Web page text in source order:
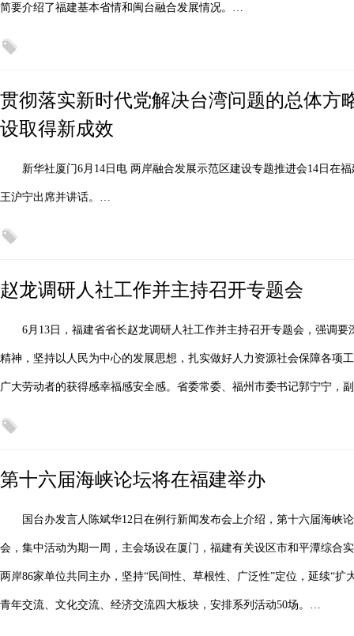
简要介绍了福建基本省情和闽台融合发展情况。…
贯彻落实新时代党解决台湾问题的总体方
设取得新成效
新华社厦门6月14日电 两岸融合发展示范区建设专题推进会14日在
王沪宁出席并讲话。…
赵龙调研人社工作并主持召开专题会
6月13日，福建省省长赵龙调研人社工作并主持召开专题会，强调
精神，坚持以人民为中心的发展思想，扎实做好人力资源社会保障各项
广大劳动者的获得感幸福感安全感。省委常委、福州市委书记郭宁宁，
第十六届海峡论坛将在福建举办
国台办发言人陈斌华12日在例行新闻发布会上介绍，第十六届海峡
会，集中活动为期一周，主会场设在厦门，福建有关设区市和平潭综合
两岸86家单位共同主办，坚持“民间性、草根性、广泛性”定位，延续“
青年交流、文化交流、经济交流四大板块，安排系列活动50场。…